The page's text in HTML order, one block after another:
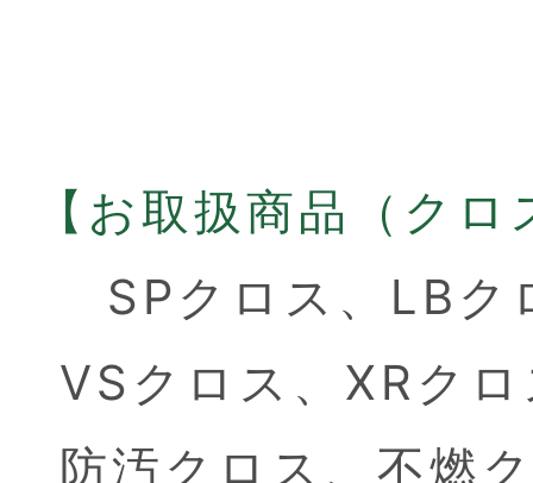
【お取扱商品（ク
SPクロス、 LBク
VSクロス、 XRク
防汚クロス、 不燃